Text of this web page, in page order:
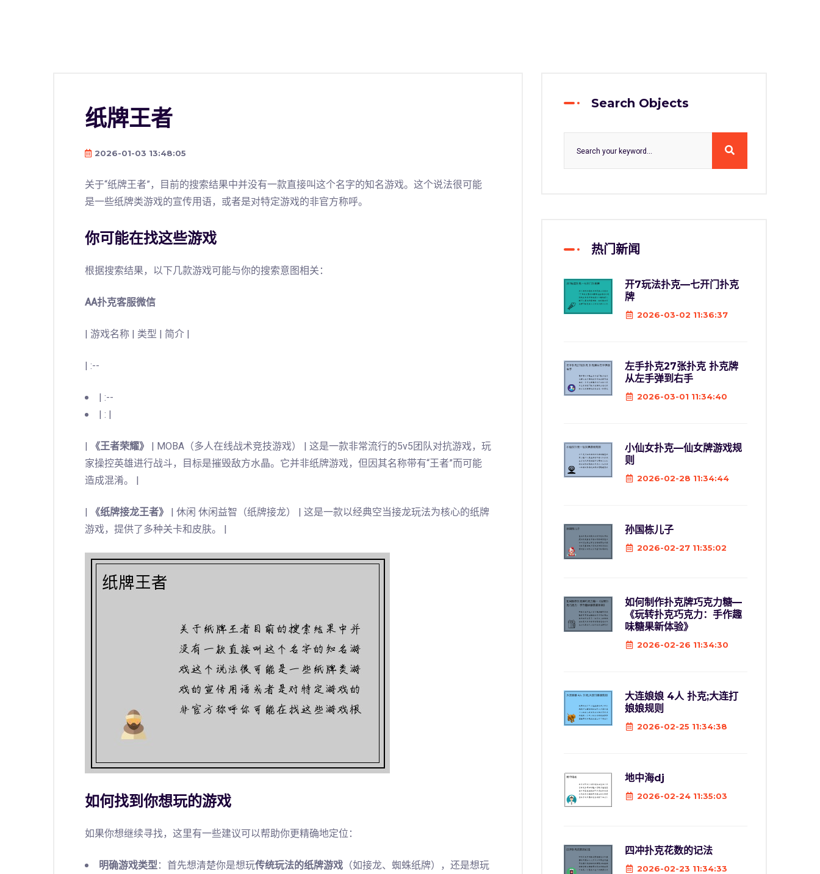
纸牌王者
2026-01-03 13:48:05
关于“纸牌王者”，目前的搜索结果中并没有一款直接叫这个名字的知名游戏。这个说法很可能
是一些纸牌类游戏的宣传用语，或者是对特定游戏的非官方称呼。
你可能在找这些游戏
根据搜索结果，以下几款游戏可能与你的搜索意图相关：
AA扑克客服微信
| 游戏名称 | 类型 | 简介 |
| :--
| :--
| : |
| 《王者荣耀》 | MOBA（多人在线战术竞技游戏） | 这是一款非常流行的5v5团队对抗游戏，玩
家操控英雄进行战斗，目标是摧毁敌方水晶。它并非纸牌游戏，但因其名称带有“王者”而可能
造成混淆。 |
| 《纸牌接龙王者》 | 休闲 休闲益智（纸牌接龙） | 这是一款以经典空当接龙玩法为核心的纸牌
游戏，提供了多种关卡和皮肤。 |
如何找到你想玩的游戏
如果你想继续寻找，这里有一些建议可以帮助你更精确地定位：
明确游戏类型：首先想清楚你是想玩传统玩法的纸牌游戏 （如接龙、蜘蛛纸牌），还是想玩
Search Objects
热门新闻
开7玩法扑克—七开门扑克
牌
2026-03-02 11:36:37
左手扑克27张扑克 扑克牌
从左手弹到右手
2026-03-01 11:34:40
小仙女扑克—仙女牌游戏规
则
2026-02-28 11:34:44
孙国栋儿子
2026-02-27 11:35:02
如何制作扑克牌巧克力糖—
《玩转扑克巧克力：手作趣
味糖果新体验》
2026-02-26 11:34:30
大连娘娘 4人 扑克;大连打
娘娘规则
2026-02-25 11:34:38
地中海dj
2026-02-24 11:35:03
四冲扑克花数的记法
2026-02-23 11:34:33